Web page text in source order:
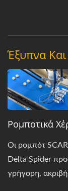
Έξυπνα
Ρομποτικά
Οι ρομπότ
Delta Spider
γρήγορη, ακριβή